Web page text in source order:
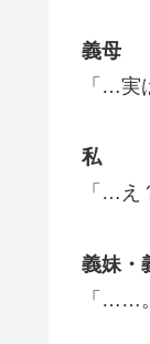
義母
「…実
私
「…え
義妹・
「……